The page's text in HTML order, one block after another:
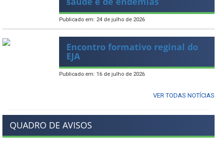
Publicado em: 24 de julho de 2026
Encontro formativo reginal do
EJA
Publicado em: 16 de julho de 2026
VER TODAS NOTÍCIAS
QUADRO DE AVISOS